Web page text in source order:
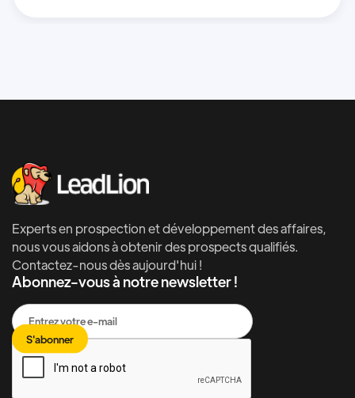
Experts en prospection et développement des affaires,
nous vous aidons à obtenir des prospects qualifiés.
Contactez-nous dès aujourd'hui !
Abonnez-vous à notre newsletter !